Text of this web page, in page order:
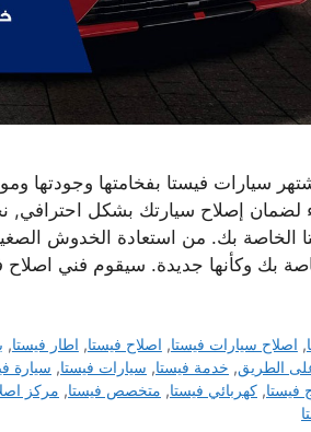
سيارات فيستا بفخامتها وجودتها
لضمان إصلاح سيارتك بشكل
الخاصة بك. من استعادة الخدوش
بك وكأنها جديدة. سيقوم فني اصلاح
, اصلاح سيارات فيستا, اصلاح فيستا, اطار فيستا,
الطريق, خدمة فيستا, سيارات فيستا, سيارة
فيستا, كهربائي فيستا, متخصص فيستا, مركز